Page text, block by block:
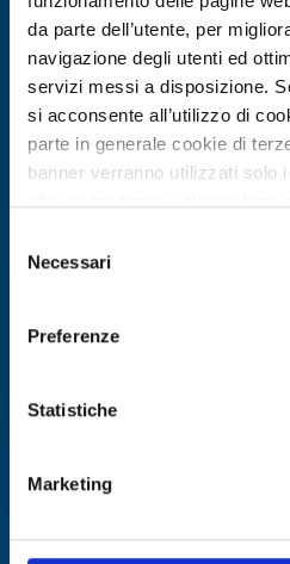
da parte dell’utente, per
navigazione degli utenti ed
servizi messi a disposizione.
si acconsente all’utilizzo di
parte in generale cookie di
banner verranno utilizzati solo
Per conoscere i dettagli,
https://
https://
delNecessari
Preferenze
Statistiche
Marketing
Technology offer
Software tedesco
energetica multi-
ID: TODE20260327008